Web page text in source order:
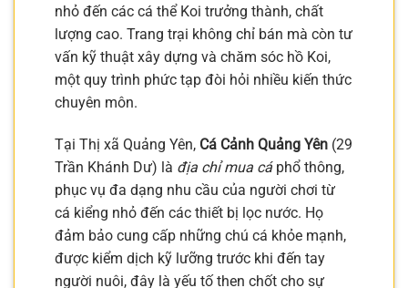
nhỏ đến các cá thể Koi trưởng thành, chất
lượng cao. Trang trại không chỉ bán mà còn tư
vấn kỹ thuật xây dựng và chăm sóc hồ Koi,
một quy trình phức tạp đòi hỏi nhiều kiến thức
chuyên môn.
Tại Thị xã Quảng Yên, Cá Cảnh Quảng Yên (29
Trần Khánh Dư) là địa chỉ mua cáphổ thông,
phục vụ đa dạng nhu cầu của người chơi từ
cá kiểng nhỏ đến các thiết bị lọc nước. Họ
đảm bảo cung cấp những chú cá khỏe mạnh,
được kiểm dịch kỹ lưỡng trước khi đến tay
người nuôi, đây là yếu tố then chốt cho sự